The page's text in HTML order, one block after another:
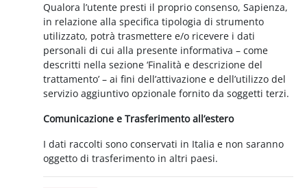
Qualora l’utente presti il proprio consenso, Sapienza,
in relazione alla specifica tipologia di strumento
utilizzato, potrà trasmettere e/o ricevere i dati
personali di cui alla presente informativa – come
descritti nella sezione ‘Finalità e descrizione del
trattamento’ – ai fini dell’attivazione e dell’utilizzo del
servizio aggiuntivo opzionale fornito da soggetti terzi.
Comunicazione e Trasferimento all’estero
I dati raccolti sono conservati in Italia e non saranno
oggetto di trasferimento in altri paesi.